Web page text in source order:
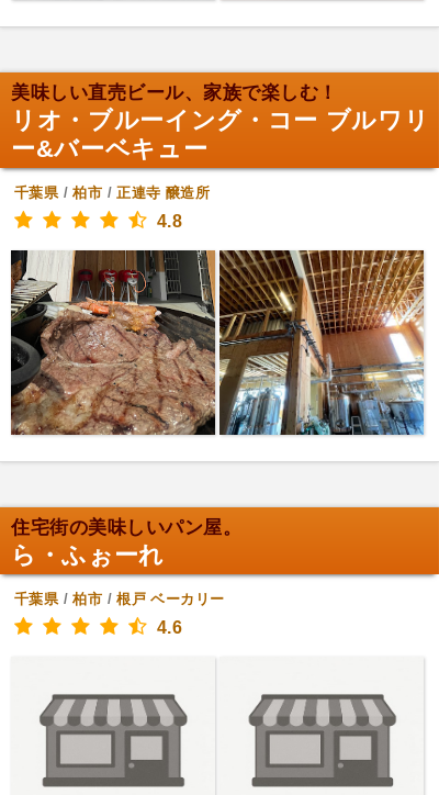
美味しい直売ビール、家族で楽しむ！
リオ・ブルーイング・コー ブルワリ
ー&バーベキュー
千葉県/柏市 /正連寺 醸造所
4.8
住宅街の美味しいパン屋。
ら・ふぉーれ
千葉県/柏市 /根戸 ベーカリー
4.6